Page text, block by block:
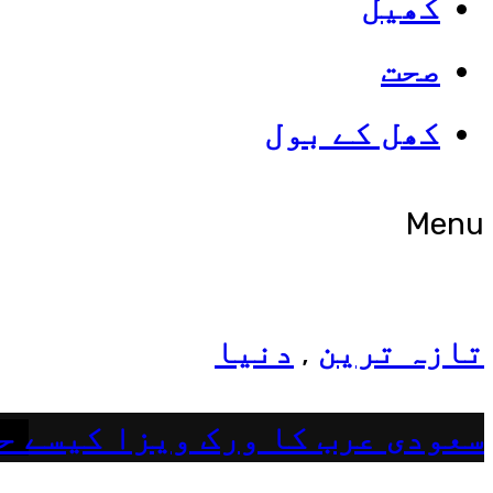
صحت
کھل کے بول
Menu
شوبز
ہانیہ عامر کی بہن ایشا
تازہ ترین , دنیا
سعودی عرب کا ورک ویزا کیسے